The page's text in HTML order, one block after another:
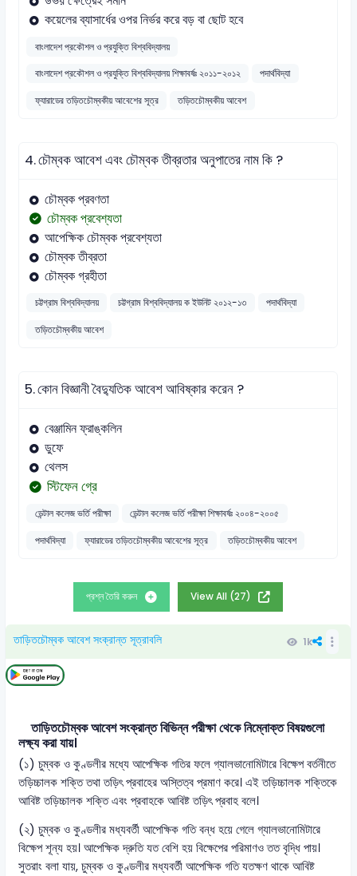
কয়েলের ব্যাসার্ধের ওপর নির্ভর করে বড় বা ছোট হবে
বাংলাদেশ প্রকৌশল ও প্রযুক্তি বিশ্ববিদ্যালয়
বাংলাদেশ প্রকৌশল ও প্রযুক্তি বিশ্ববিদ্যালয় শিক্ষাবর্ষঃ ২০১১-২০১২
পদার্থবিদ্যা
ফ্যারাডের তড়িতচৌম্বকীয় আবেশের সূত্র
তড়িতচৌম্বকীয় আবেশ
4.চৌম্বক আবেশ এবং চৌম্বক তীব্রতার অনুপাতের নাম কি ?
চৌম্বক প্রবণতা
চৌম্বক প্রবেশ্যতা
আপেক্ষিক চৌম্বক প্রবেশ্যতা
চৌম্বক তীব্রতা
চৌম্বক গ্রহীতা
চট্টগ্রাম বিশ্ববিদ্যালয় চট্টগ্রাম বিশ্ববিদ্যালয় ক ইউনিট ২০১২-১৩
পদার্থবিদ্যা
তড়িতচৌম্বকীয় আবেশ
5.কোন বিজ্ঞানী বৈদ্যুতিক আবেশ আবিষ্কার করেন ?
বেঞ্জামিন ফ্রাঙ্কলিন
ডুফে
থেলস
স্টিফেন গ্রে
ডেন্টাল কলেজ ভর্তি পরীক্ষা
ডেন্টাল কলেজ ভর্তি পরীক্ষা শিক্ষাবর্ষঃ ২০০৪-২০০৫
পদার্থবিদ্যা
ফ্যারাডের তড়িতচৌম্বকীয় আবেশের সূত্র তড়িতচৌম্বকীয় আবেশ
প্রশ্ন তৈরি করুন View All (27)
তাড়িতচৌম্বক আবেশ সংক্রান্ত সূত্রাবলি 1k
তাড়িতচৌম্বক আবেশ সংক্রান্ত বিভিন্ন পরীক্ষা থেকে নিম্নোক্ত বিষয়গুলো
লক্ষ্য করা যায়।
(১) চুম্বক ও কুণ্ডলীর মধ্যে আপেক্ষিক গতির ফলে গ্যালভানোমিটারে বিক্ষেপ বর্তনীতে
তড়িচ্চালক শক্তি তথা তড়িৎ প্রবাহের অস্তিত্ব প্রমাণ করে। এই তড়িচ্চালক শক্তিকে
আবিষ্ট তড়িচ্চালক শক্তি এবং প্রবাহকে আবিষ্ট তড়িৎ প্রবাহ বলে।
(২) চুম্বক ও কুণ্ডলীর মধ্যবর্তী আপেক্ষিক গতি বন্ধ হয়ে গেলে গ্যালভানোমিটারে
বিক্ষেপ শূন্য হয়। আপেক্ষিক দ্রুতি যত বেশি হয় বিক্ষেপের পরিমাণও তত বৃদ্ধি পায়।
সুতরাং বলা যায়, চুম্বক ও কুণ্ডলীর মধ্যবর্তী আপেক্ষিক গতি যতক্ষণ থাকে আবিষ্ট